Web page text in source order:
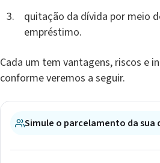
quitação da dívida por meio
empréstimo.
Cada um tem vantagens, riscos e
conforme veremos a seguir.
Simule o parcelamento da sua